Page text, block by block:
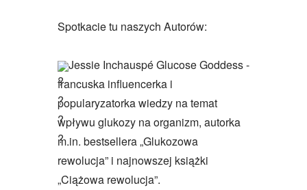
Spotkacie tu naszych Autorów:
Jessie InchauspéGlucose Goddess-
francuska influencerka i
popularyzatorka wiedzy na temat
wpływu glukozy na organizm, autorka
m.in. bestsellera „Glukozowa
rewolucja” i najnowszej książki
„Ciążowa rewolucja”.